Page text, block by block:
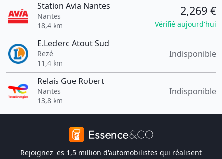
Station Avia Nantes
Nantes
18,4 km
2,269 €
Vérifié aujourd'hui
E.Leclerc Atout Sud
Rezé
11,4 km
Indisponible
Relais Gue Robert
Nantes
13,8 km
Indisponible
Rejoignez les 1,5 million d'automobilistes qui réalisent